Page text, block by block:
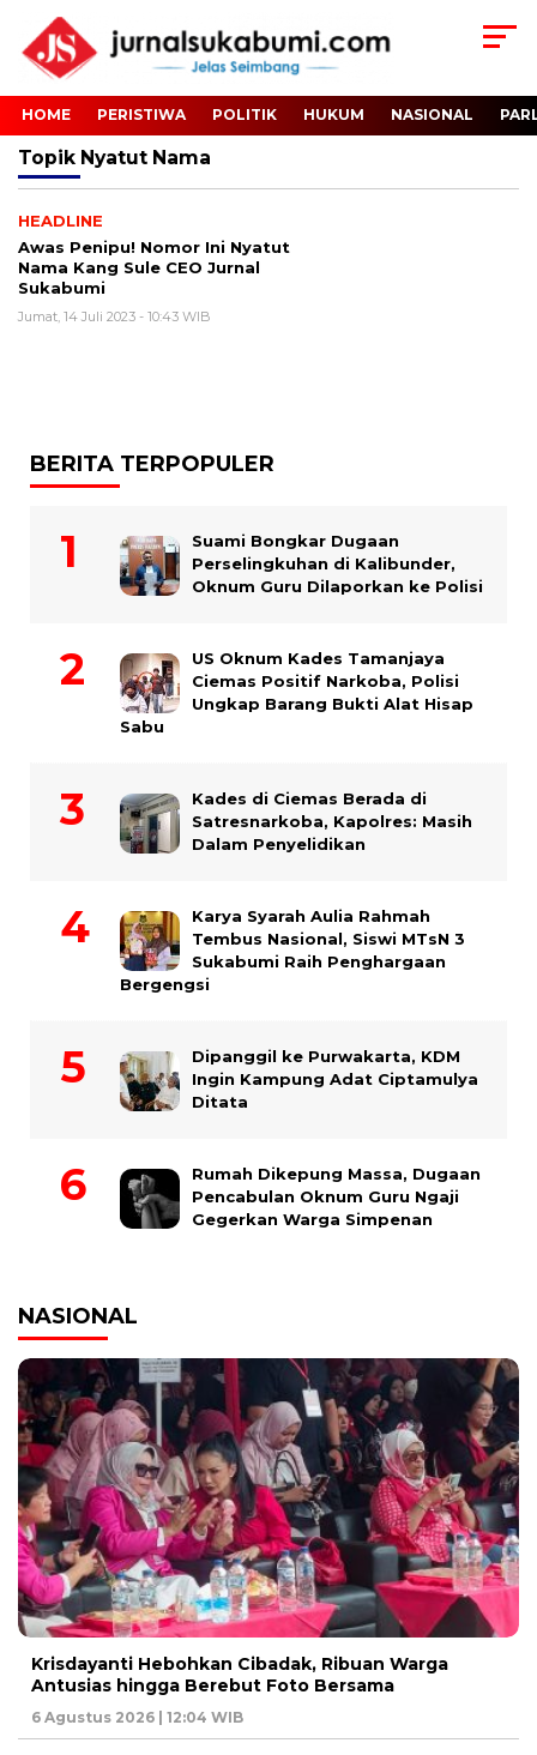
HOME PERISTIWA POLITIK HUKUM NASIONAL
Topik Nyatut Nama
HEADLINE
Awas Penipu! Nomor Ini Nyatut
Nama Kang Sule CEO Jurnal
Sukabumi
Jumat, 14 Juli 2023 - 10:43 WIB
BERITA TERPOPULER
Suami Bongkar Dugaan
Perselingkuhan di Kalibunder,
Oknum Guru Dilaporkan ke Polisi
US Oknum Kades Tamanjaya
Ciemas Positif Narkoba, Polisi
Ungkap Barang Bukti Alat Hisap
Sabu
Kades di Ciemas Berada di
Satresnarkoba, Kapolres: Masih
Dalam Penyelidikan
Karya Syarah Aulia Rahmah
Tembus Nasional, Siswi MTsN 3
Sukabumi Raih Penghargaan
Bergengsi
Dipanggil ke Purwakarta, KDM
Ingin Kampung Adat Ciptamulya
Ditata
Rumah Dikepung Massa, Dugaan
Pencabulan Oknum Guru Ngaji
Gegerkan Warga Simpenan
NASIONAL
Krisdayanti Hebohkan Cibadak, Ribuan Warga
Antusias hingga Berebut Foto Bersama
6 Agustus 2026 | 12:04 WIB